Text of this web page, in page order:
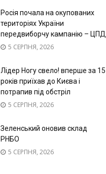
Росія почала на окупованих
територіях України
передвиборчу кампанію – ЦПД
5 СЕРПНЯ, 2026
Лідер Ногу свело! вперше за 15
років приїхав до Києва і
потрапив під обстріл
5 СЕРПНЯ, 2026
Зеленський оновив склад
РНБО
5 СЕРПНЯ, 2026